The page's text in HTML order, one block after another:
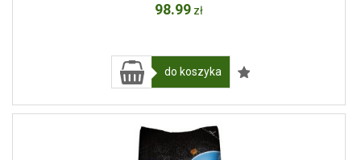
98.99 zł
do koszyka